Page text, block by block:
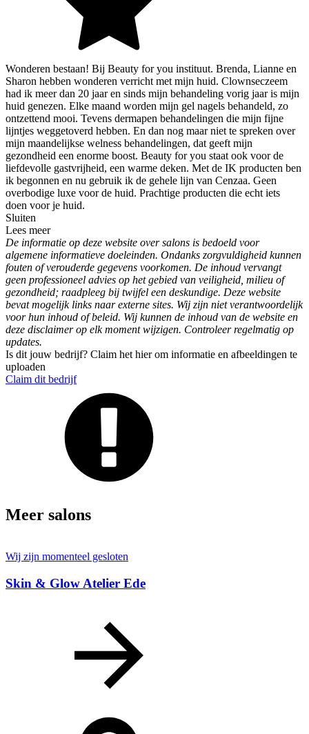
Wonderen bestaan! Bij Beauty for you instituut. Brenda, Lianne en
Sharon hebben wonderen verricht met mijn huid. Clownseczeem
had ik meer dan 20 jaar en sinds mijn behandeling vorig jaar is mijn
huid genezen. Elke maand worden mijn gel nagels behandeld, zo
ontzettend mooi. Tevens dermapen behandelingen die mijn fijne
lijntjes weggetoverd hebben. En dan nog maar niet te spreken over
mijn maandelijkse welness behandelingen, dat geeft mijn
gezondheid een enorme boost. Beauty for you staat ook voor de
liefdevolle gastvrijheid, een warme deken. Met de IK producten ben
ik begonnen en nu gebruik ik de gehele lijn van Cenzaa. Geen
overbodige luxe voor de huid. Prachtige producten die echt iets
doen voor je huid.
Sluiten
Lees meer
De informatie op deze website over salons is bedoeld voor
algemene informatieve doeleinden. Ondanks zorgvuldigheid kunnen
fouten of verouderde gegevens voorkomen. De inhoud vervangt
geen professioneel advies op het gebied van veiligheid, milieu of
gezondheid; raadpleeg bij twijfel een deskundige. Deze website
bevat mogelijk links naar externe sites. Wij zijn niet verantwoordelijk
voor hun inhoud of beleid. Wij kunnen de inhoud van de website en
deze disclaimer op elk moment wijzigen. Controleer regelmatig op
updates.
Is dit jouw bedrijf? Claim het hier om informatie en afbeeldingen te
uploaden
Claim dit bedrijf
Meer salons
Wij zijn momenteel gesloten
Skin & Glow Atelier Ede